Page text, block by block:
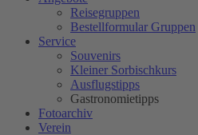
Reisegruppen
Bestellformular Gruppen
Service
Souvenirs
Kleiner Sorbischkurs
Ausflugstipps
Gastronomietipps
Fotoarchiv
Verein